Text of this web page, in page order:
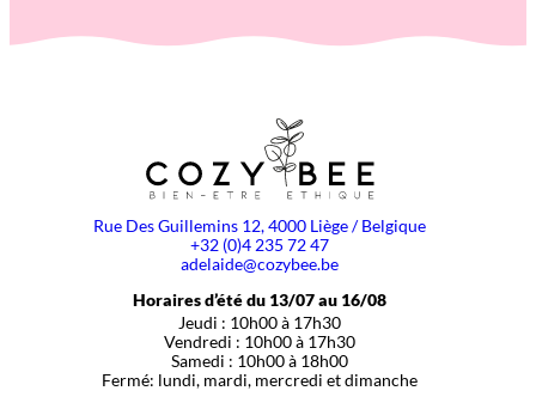
Rue Des Guillemins 12, 4000 Liège / Belgique
+32 (0)4 235 72 47
adelaide@cozybee.be
Horaires d’été du 13/07 au 16/08
Jeudi : 10h00 à 17h30
Vendredi : 10h00 à 17h30
Samedi : 10h00 à 18h00
Fermé: lundi, mardi, mercredi et dimanche